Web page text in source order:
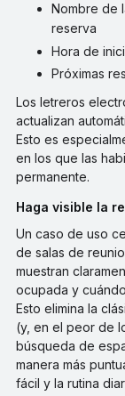
Nombre de
reserva
Hora de
Próximas
Los letreros
actualizan
Esto es
en los que las
permanente.
Haga visible la
Un caso de uso
de salas de
muestran
ocupada y
Esto elimina la
(y, en el peor de
búsqueda de
manera más
fácil y la rutina